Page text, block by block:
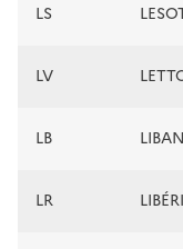
LS
LV
LB LIBAN
LR